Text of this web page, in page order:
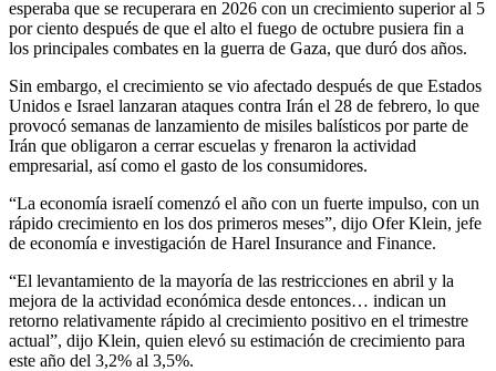
esperaba que se recuperara en 2026 con un crecimiento superior al 5
por ciento después de que el alto el fuego de octubre pusiera fin a
los principales combates en la guerra de Gaza, que duró dos años.
Sin embargo, el crecimiento se vio afectado después de que Estados
Unidos e Israel lanzaran ataques contra Irán el 28 de febrero, lo que
provocó semanas de lanzamiento de misiles balísticos por parte de
Irán que obligaron a cerrar escuelas y frenaron la actividad
empresarial, así como el gasto de los consumidores.
“La economía israelí comenzó el año con un fuerte impulso, con un
rápido crecimiento en los dos primeros meses”, dijo Ofer Klein, jefe
de economía e investigación de Harel Insurance and Finance.
“El levantamiento de la mayoría de las restricciones en abril y la
mejora de la actividad económica desde entonces… indican un
retorno relativamente rápido al crecimiento positivo en el trimestre
actual”, dijo Klein, quien elevó su estimación de crecimiento para
este año del 3,2% al 3,5%.